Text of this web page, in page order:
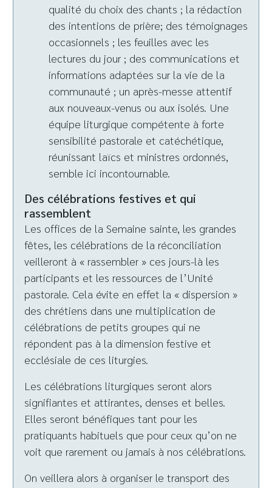
qualité du choix des chants ; la rédaction
des intentions de prière; des témoignages
occasionnels ; les feuilles avec les
lectures du jour ; des communications et
informations adaptées sur la vie de la
communauté ; un après-messe attentif
aux nouveaux-venus ou aux isolés. Une
équipe liturgique compétente à forte
sensibilité pastorale et catéchétique,
réunissant laïcs et ministres ordonnés,
semble ici incontournable.
Des célébrations festives et qui
rassemblent
Les offices de la Semaine sainte, les grandes
fêtes, les célébrations de la réconciliation
veilleront à « rassembler » ces jours-là les
participants et les ressources de l’Unité
pastorale. Cela évite en effet la « dispersion »
des chrétiens dans une multiplication de
célébrations de petits groupes qui ne
répondent pas à la dimension festive et
ecclésiale de ces liturgies.
Les célébrations liturgiques seront alors
signifiantes et attirantes, denses et belles.
Elles seront bénéfiques tant pour les
pratiquants habituels que pour ceux qu’on ne
voit que rarement ou jamais à nos célébrations.
On veillera alors à organiser le transport des